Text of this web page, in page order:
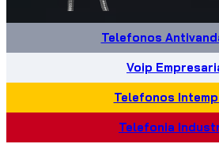
Telefonos
Voip
Telefonos
Telefonia